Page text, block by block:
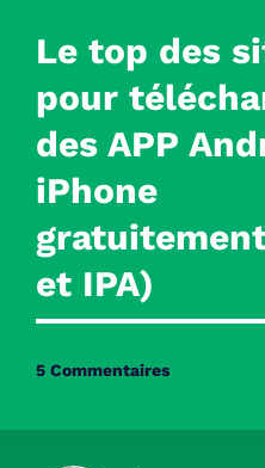
Le top des
pour
des APP
iPhone
et IPA)
5 Commentaires